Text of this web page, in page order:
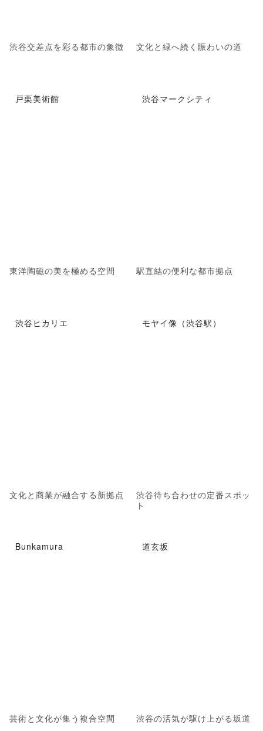
渋谷交差点を彩る都市の象徴 文化と緑へ続く賑わいの道
戸栗美術館
東洋陶磁の美を極める空間
渋谷マークシティ
駅直結の便利な都市拠点
渋谷ヒカリエ
文化と商業が融合する新拠点
モヤイ像（渋谷駅）
渋谷待ち合わせの定番スポッ
ト
Bunkamura
芸術と文化が集う複合空間
道玄坂
渋谷の活気が駆け上がる坂道